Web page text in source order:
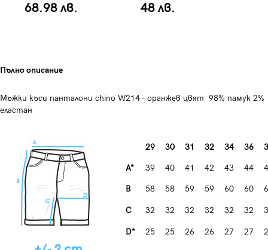
68.98 лв.
48 лв.
Пълно описание
Мъжки къси панталони chino W214 - оранжев цвят 98% памук 2%
еластан
29 30 31 32 34 36
A* 39 40 41 42 43 44
B 58 58 59 59 60 60
C 32 32 32 32 32 32
D* 25 25 26 26 27 27